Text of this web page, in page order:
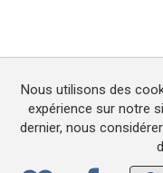
Nous utilisons des
expérience sur notre
dernier, nous